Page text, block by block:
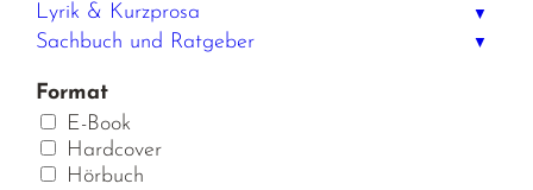
Lyrik & Kurzprosa ▼
Sachbuch und Ratgeber ▼
Format
E-Book
Hardcover
Hörbuch